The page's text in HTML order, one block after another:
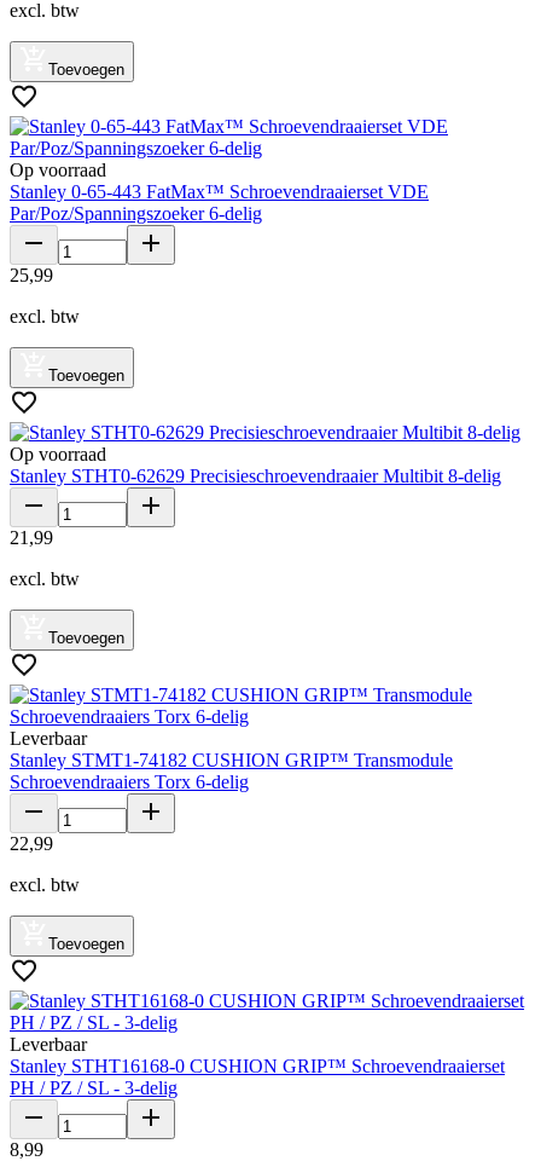
excl. btw
Toevoegen
Op voorraad
Stanley 0-65-443 FatMax™ Schroevendraaierset VDE
Par/Poz/Spanningszoeker 6-delig
25,99
excl. btw
Toevoegen
Op voorraad
Stanley STHT0-62629 Precisieschroevendraaier Multibit 8-delig
21 ,99
excl. btw
Toevoegen
Leverbaar
Stanley STMT1-74182 CUSHION GRIP™ Transmodule
Schroevendraaiers Torx 6-delig
22,99
excl. btw
Toevoegen
Leverbaar
Stanley STHT16168-0 CUSHION GRIP™ Schroevendraaierset
PH / PZ / SL - 3-delig
8,99